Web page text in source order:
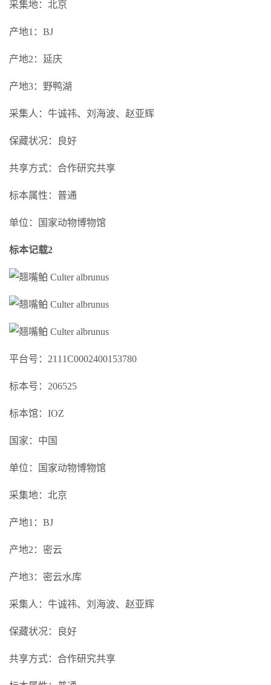
采集地：北京
产地1：BJ
产地2：延庆
产地3：野鸭湖
采集人：牛诚祎、刘海波、赵亚辉
保藏状况：良好
共享方式：合作研究共享
标本属性：普通
单位：国家动物博物馆
标本记载2
平台号：2111C0002400153780
标本号：206525
标本馆：IOZ
国家：中国
单位：国家动物博物馆
采集地：北京
产地1：BJ
产地2：密云
产地3：密云水库
采集人：牛诚祎、刘海波、赵亚辉
保藏状况：良好
共享方式：合作研究共享